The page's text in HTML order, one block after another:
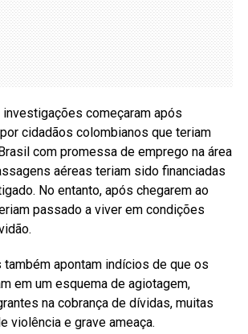
investigações começaram após
cidadãos colombianos que teriam
com promessa de emprego na área
aéreas teriam sido financiadas
No entanto, após chegarem ao
passado a viver em condições
apontam indícios de que os
em um esquema de agiotagem,
na cobrança de dívidas, muitas
violência e grave ameaça.